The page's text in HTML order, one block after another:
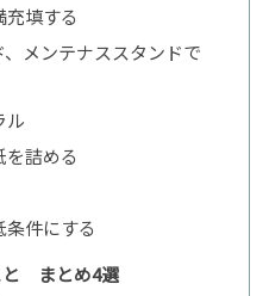
充填する
メンテナススタンドで
ル
を詰める
条件にする
と まとめ4選